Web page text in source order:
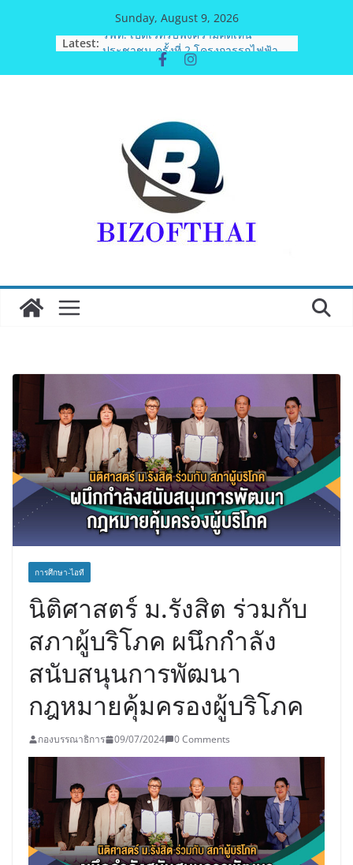
Sunday, August 9, 2026
Latest: รฟท. เปิดเวทีรับฟังความคิดเห็น
ประชาชน ครั้งที่ 2 โครงการรถไฟฟ้า
สายสีแดงเข้ม “วงเวียนใหญ่–มหาชัย”
เจบีซี มวยอาชีพแห่งญี่ปุ่น พร้อม
สนับสนุนนักมวยชาวไทย “เสี่ยนริส”แนะ
เพิ่มไฟท์แฟ็กซ์ เว็บรับรองสถิติมวย หลัง
บล็อกเล็ก ผิดพลาด
พิตบลู ศิษย์ทรายทอง กำปั้นดาวรุ่งวัย 15
ปีตัวแทน จ.พะเยาควงกำปั้นชนะน็อค
ณัฐพัฒน์ ทองไสล กำปั้นรุ่นพี่วัย 19 ปี
ตัวแทน จ.สมุทรสาคร ผ่านเข้ารอบ 8
คนสุดท้ายมวยรอบโกลบอลเฮ้าส์ สู่
อร์มาโลชั่นยูเรียเข้มข้นแก่ กทม. ส่งต่อ
พลังความห่วงใยสู่ผู้สูงอายุและกลุ่ม
เปราะบางที่ประสบภัยทั่วทุกพื้นที่
การศึกษา-ไอที
นิติศาสตร์ ม.รังสิต ร่วมกับ
สภาผู้บริโภค ผนึกกำลัง
สนับสนุนการพัฒนา
กฎหมายคุ้มครองผู้บริโภค
กองบรรณาธิการ 09/07/2024 0 Comments